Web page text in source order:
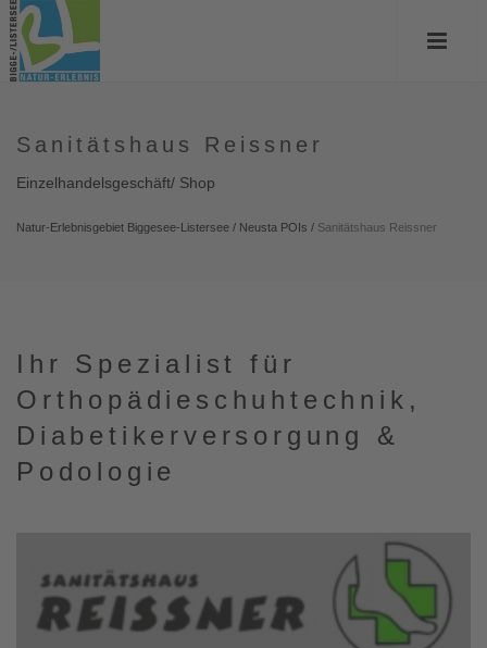
Sanitätshaus Reissner
Einzelhandelsgeschäft/ Shop
Natur-Erlebnisgebiet Biggesee-Listersee / Neusta POIs / Sanitätshaus Reissner
Ihr Spezialist für
Orthopädieschuhtechnik,
Diabetikerversorgung &
Podologie